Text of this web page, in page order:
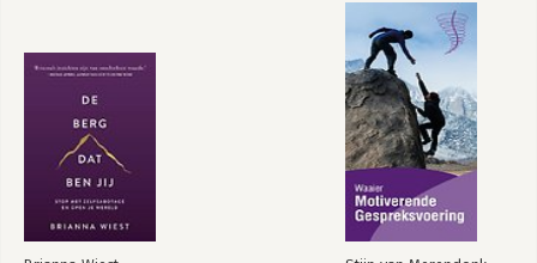
The Mountain Is You
Bekijk alle boeken